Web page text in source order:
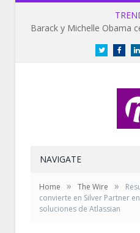
Twitter
NAVIGATE
Home » The Wire »
convierte en Silver Partner
soluciones de Atlassian